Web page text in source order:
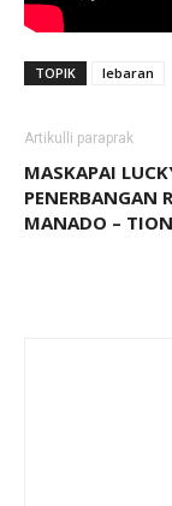
TOPIK lebaran
Artikulli paraprak
MASKAPAI
PENERBANGAN
MANADO –